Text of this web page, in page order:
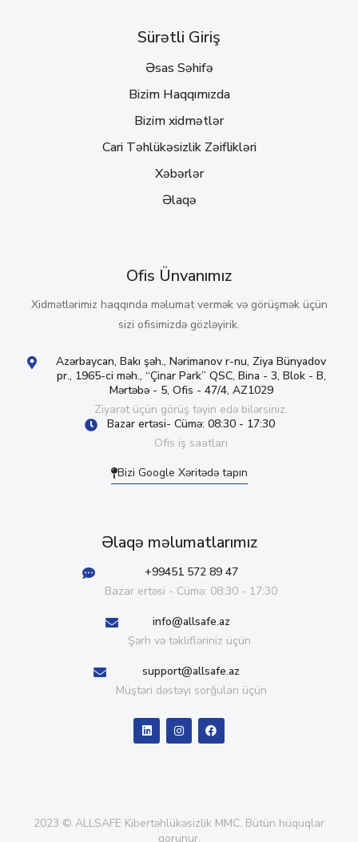
Sürətli Giriş
Əsas Səhifə
Bizim Haqqımızda
Bizim xidmətlər
Cari Təhlükəsizlik Zəiflikləri
Xəbərlər
Əlaqə
Ofis Ünvanımız
Xidmətlərimiz haqqında məlumat vermək və görüşmək üçün
sizi ofisimizdə gözləyirik.
Azərbaycan, Bakı şəh., Nərimanov r-nu, Ziya Bünyadov
pr., 1965-ci məh., “Çinar Park” QSC, Bina - 3, Blok - B,
Mərtəbə - 5, Ofis - 47/4, AZ1029
Ziyarət üçün görüş təyin edə bilərsiniz.
Bazar ertəsi- Cümə: 08:30 - 17:30
Ofis iş saatları
Bizi Google Xəritədə tapın
Əlaqə məlumatlarımız
+99451 572 89 47
Bazar ertəsi - Cümə: 08:30 - 17:30
info@allsafe.az
Şərh və təklifləriniz üçün
support@allsafe.az
Müştəri dəstəyi sorğuları üçün
2023 © ALLSAFE Kibertəhlükəsizlik MMC. Bütün hüquqlar
qorunur.